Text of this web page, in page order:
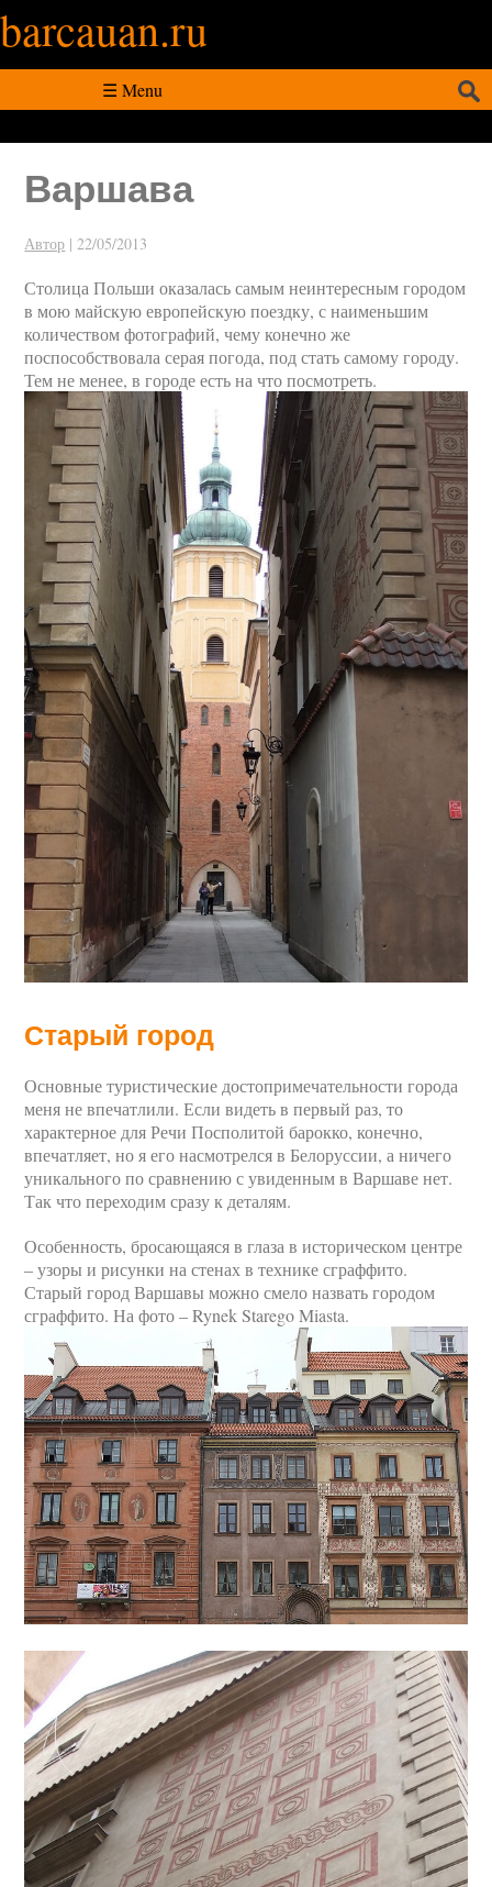
barcauan.ru
☰ Menu
Варшава
Автор |22/05/2013
Столица Польши оказалась самым неинтересным городом
в мою майскую европейскую поездку, с наименьшим
количеством фотографий, чему конечно же
поспособствовала серая погода, под стать самому городу.
Тем не менее, в городе есть на что посмотреть.
Старый город
Основные туристические достопримечательности города
меня не впечатлили. Если видеть в первый раз, то
характерное для Речи Посполитой барокко, конечно,
впечатляет, но я его насмотрелся в Белоруссии, а ничего
уникального по сравнению с увиденным в Варшаве нет.
Так что переходим сразу к деталям.
Особенность, бросающаяся в глаза в историческом центре
– узоры и рисунки на стенах в технике сграффито.
Старый город Варшавы можно смело назвать городом
сграффито. На фото – Rynek Starego Miasta.